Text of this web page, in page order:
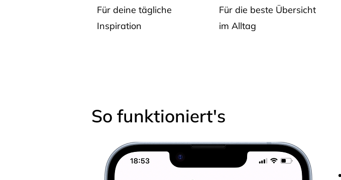
Für deine tägliche
Inspiration
Für die beste Übersicht
im Alltag
So funktioniert's